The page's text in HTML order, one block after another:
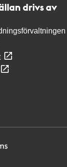
drivs av